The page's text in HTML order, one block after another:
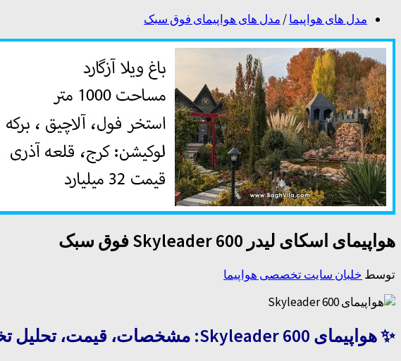
مدل های هواپیما/ مدل های هواپیمای فوق سبک
هواپیمای اسکای لیدر Skyleader 600 فوق سبک
توسط خلبان سایت تخصصی هواپیما
✨ هواپیمای Skyleader 600: مشخصات، قیمت، تحلیل تخصصی هواپیمای فوق سبک تمام فلزی با عملکرد بالا